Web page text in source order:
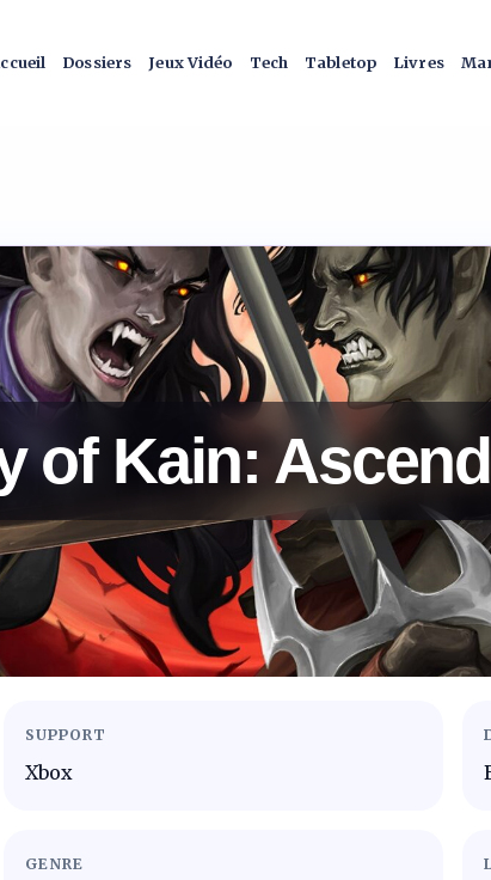
Dossiers Jeux Vidéo Tech Tabletop Livres
of Kain:
SUPPORT
Xbox
GENRE